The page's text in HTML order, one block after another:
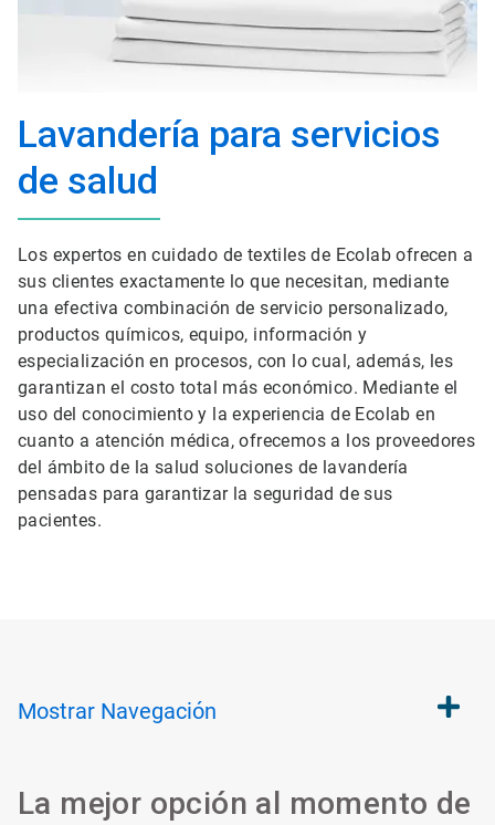
Lavandería para servicios
de salud
Los expertos en cuidado de textiles de Ecolab ofrecen a
sus clientes exactamente lo que necesitan, mediante
una efectiva combinación de servicio personalizado,
productos químicos, equipo, información y
especialización en procesos, con lo cual, además, les
garantizan el costo total más económico. Mediante el
uso del conocimiento y la experiencia de Ecolab en
cuanto a atención médica, ofrecemos a los proveedores
del ámbito de la salud soluciones de lavandería
pensadas para garantizar la seguridad de sus
pacientes.
Mostrar Navegación
La mejor opción al momento de